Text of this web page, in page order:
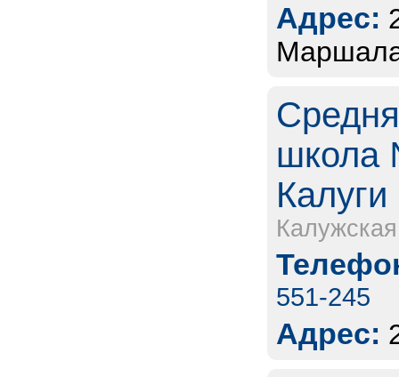
Адрес:
школа
Калуги
551-245
Адрес: